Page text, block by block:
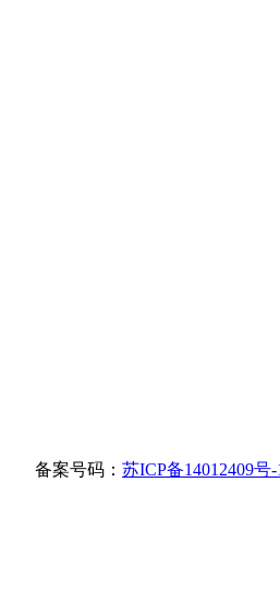
备案号码： 苏ICP备14012409号-